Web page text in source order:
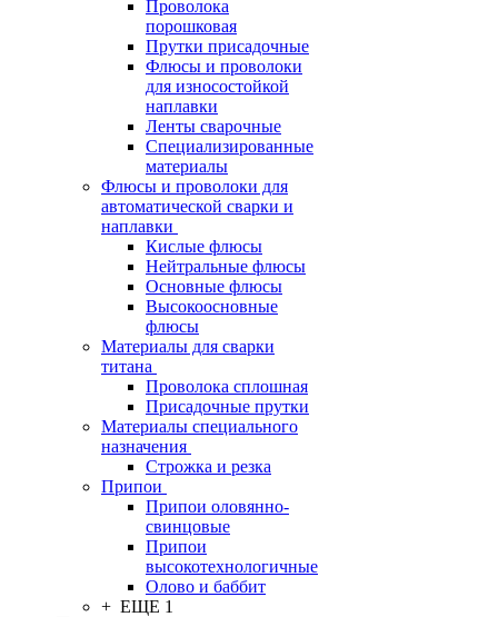
Проволока
порошковая
Прутки присадочные
Флюсы и проволоки
для износостойкой
наплавки
Ленты сварочные
Специализированные
материалы
Флюсы и проволоки для
автоматической сварки и
наплавки
Кислые флюсы
Нейтральные флюсы
Основные флюсы
Высокоосновные
флюсы
Материалы для сварки
титана
Проволока сплошная
Присадочные прутки
Материалы специального
назначения
Строжка и резка
Припои
Припои оловянно-
свинцовые
Припои
высокотехнологичные
Олово и баббит
+ ЕЩЕ 1